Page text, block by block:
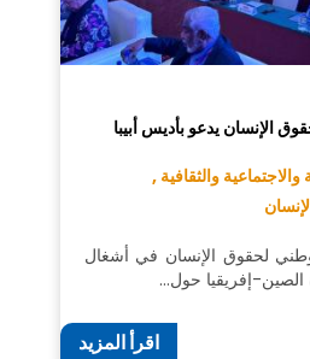
الإنسان يدعو بأديس أبيبا
والثقافية ,
لحقوق الإنسان في أشغال
الصين-إفريقيا حول…
اقرأ المزيد